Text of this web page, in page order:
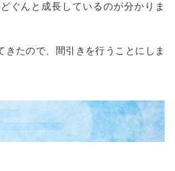
ぐんと成長しているのが分かりま
きたので、間引きを行うことにしま